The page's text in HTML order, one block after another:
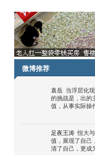
微博推荐
袁岳 当浮层化
的挑战是，出的
值，从事实际操
足夜王涛 恒大
值，展现了自己
清了自己，更成